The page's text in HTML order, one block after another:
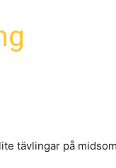
tävlingar på